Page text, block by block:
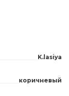
K.lasiya
коричневый